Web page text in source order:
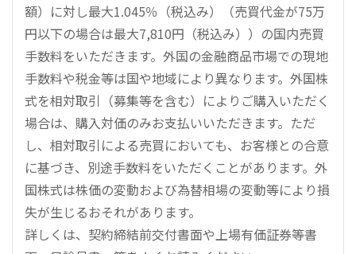
額）に対し最大1.045％（税込み）（売買代金が75万
円以下の場合は最大7,810円（税込み））の国内売買
手数料をいただきます。外国の金融商品市場での現地
手数料や税金等は国や地域により異なります。外国株
式を相対取引（募集等を含む）によりご購入いただく
場合は、購入対価のみお支払いいただきます。ただ
し、相対取引による売買においても、お客様との合意
に基づき、別途手数料をいただくことがあります。外
国株式は株価の変動および為替相場の変動等により損
失が生じるおそれがあります。
詳しくは、契約締結前交付書面や上場有価証券等書